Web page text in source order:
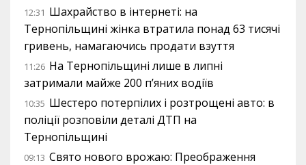
12:31 Шахрайство в інтернеті: на
Тернопільщині жінка втратила понад 63 тисячі
гривень, намагаючись продати взуття
11:26 На Тернопільщині лише в липні
затримали майже 200 п’яних водіїв
10:35 Шестеро потерпілих і розтрощені авто: в
поліції розповіли деталі ДТП на
Тернопільщині
09:13 Свято нового врожаю: Преображення